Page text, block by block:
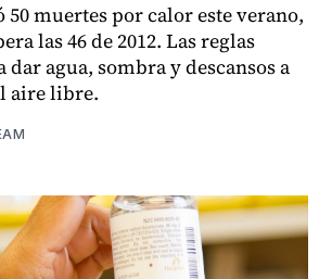
muertes por calor este verano,
las 46 de 2012. Las reglas
dar agua, sombra y descansos a
aire libre.